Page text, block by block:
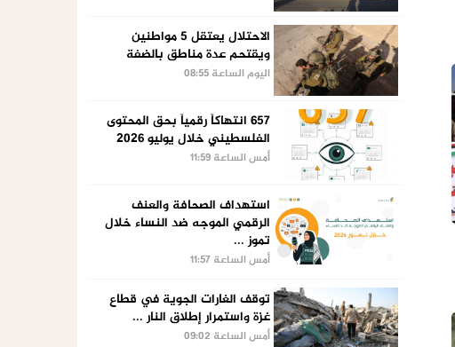
الاحتلال يعتقل 5 مواطنين
ويقتحم عدة مناطق بالضفة
اليوم الساعة 08:55
657 انتهاكاً رقمياً بحق المحتوى
الفلسطيني خلال يوليو 2026
أمس الساعة 11:59
استهداف الصحافة والعنف
الرقمي الموجه ضد النساء خلال
تموز ...
أمس الساعة 11:57
توقف الغارات الجوية في قطاع
غزة واستمرار إطلاق النار ...
أمس الساعة 09:02